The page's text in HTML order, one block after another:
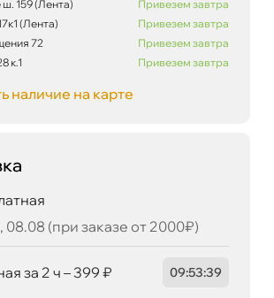
159 (Лента)
Привезем завтра
(Лента)
Привезем завтра
72
Привезем завтра
к.1
Привезем завтра
наличие на карте
08.08 (при заказе от 2000₽)
за 2 ч – 399 ₽ 09:53:39
₽2 145 ₽ корзину